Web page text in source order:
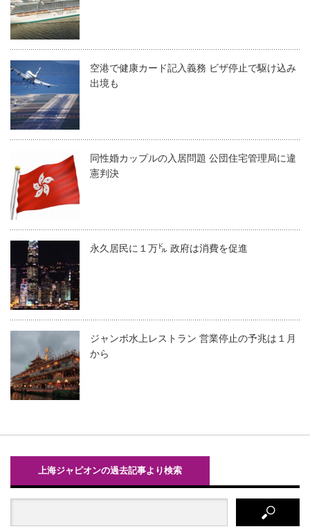
空港で健康カード記入義務 ビザ停止で駆け込み
出境も
同性婚カップルの入居問題 公団住宅管理局に違
憲判決
永久居民に１万㌦ 政府は消費を促進
ジャンボ水上レストラン 営業停止の予兆は１月
から
上海ジャピオンの過去記事より検索